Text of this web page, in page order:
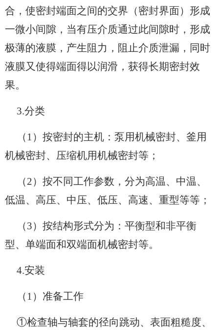
合，使密封端面之间的交界（密封界面）形成
一微小间隙，当有压介质通过此间隙时，形成
极薄的液膜，产生阻力，阻止介质泄漏，同时
液膜又使得端面得以润滑，获得长期密封效
果。
3.分类
（1）按密封的主机：泵用机械密封、釜用
机械密封、压缩机用机械密封等；
（2）按不同工作参数，分为高温、中温、
低温、高压、中压、低压、高速、重型等等；
（3）按结构形式分为：平衡型和非平衡
型、单端面和双端面机械密封等。
4.安装
（1）准备工作
①检查轴与轴套的径向跳动、表面粗糙度、